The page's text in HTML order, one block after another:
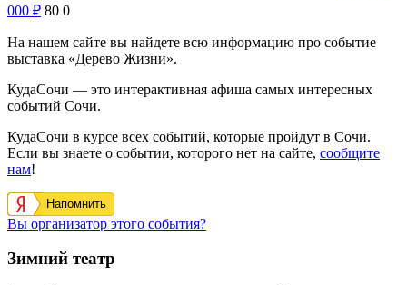
000 ₽ 80 0
На нашем сайте вы найдете всю информацию про событие
выставка «Дерево Жизни».
КудаСочи — это интерактивная афиша самых интересных
событий Сочи.
КудаСочи в курсе всех событий, которые пройдут в Сочи.
Если вы знаете о событии, которого нет на сайте, сообщите
нам!
Напомнить
Вы организатор этого события?
Зимний театр